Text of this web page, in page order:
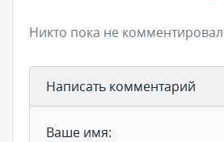
Никто пока не комментировал
Написать комментарий
Ваше имя: